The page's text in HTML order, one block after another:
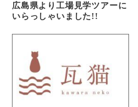
広島県より工場見学ツアーに
いらっしゃいました!!